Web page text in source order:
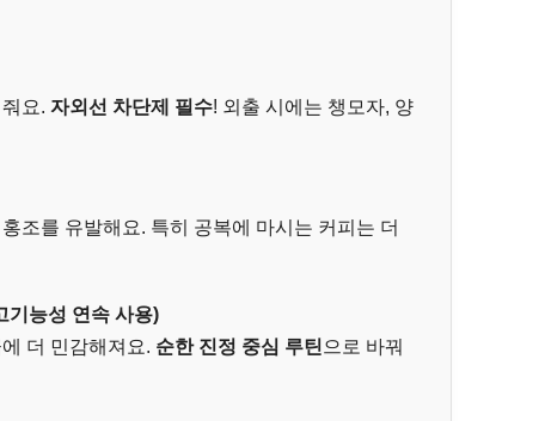
요. 자외선 차단제 필수! 외출 시에는 챙모자, 양
조를 유발해요. 특히 공복에 마시는 커피는 더
기능성 연속 사용)
더 민감해져요. 순한 진정 중심 루틴 으로 바꿔